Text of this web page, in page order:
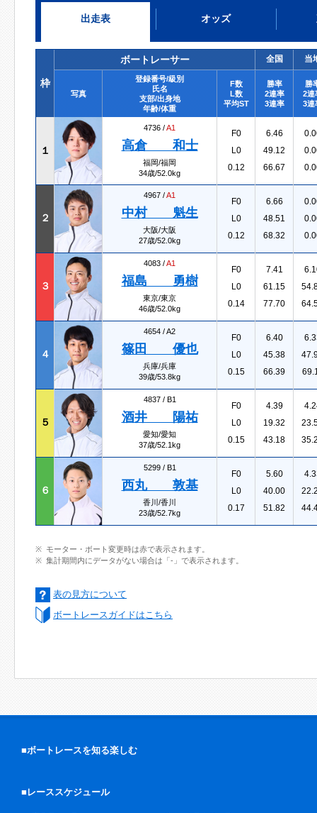
出走表 オッズ
枠
ボートレーサー 全国 当
写真
登録番号/級別
氏名
支部/出身地
年齢/体重
F数
L数
平均ST
勝率
2連率
3連率
勝
2連
3連
１
4736 /A1
高倉 和士
福岡/福岡
34歳/52.0kg
F0
L0
0.12
6.46
49.12
66.67
２
4967 /A1
中村 魁生
大阪/大阪
27歳/52.0kg
F0
L0
0.12
6.66
48.51
68.32
３
4083 /A1
福島 勇樹
東京/東京
46歳/52.0kg
F0
L0
0.14
7.41
61.15
77.70
４
4654 /A2
篠田 優也
兵庫/兵庫
39歳/53.8kg
F0
L0
0.15
6.40
45.38
66.39
５
4837 / B1
酒井 陽祐
愛知/愛知
37歳/52.1kg
F0
L0
0.15
4.39
19.32
43.18
６
5299 / B1
西丸 敦基
香川/香川
23歳/52.7kg
F0
L0
0.17
5.60
40.00
51.82
モーター・ボート変更時は赤で表示されます。
集計期間内にデータがない場合は「-」で表示されます。
表の見方について
ボートレースガイドはこちら
■ボートレースを知る楽しむ
■レーススケジュール